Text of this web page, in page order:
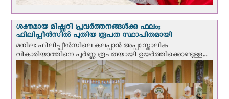
ശക്തമായ മിഷ്ണറി പ്രവർത്തനങ്ങൾക്കു ഫലം;
ഫിലിപ്പീൻസിൽ പുതിയ രൂപത സ്ഥാപിതമായി
മനില: ഫിലിപ്പീൻസിലെ കലപ്പാൻ അപ്പസ്തോലിക
വികാരിയാത്തിനെ പൂർണ്ണ രൂപതയായി ഉയർത്തിക്കൊണ്ടുള്ള...